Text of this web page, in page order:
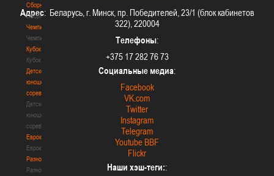
Сборные
Сборные
Чемпионат
Чемпионат
Кубок
Кубок
Детско-
юношеские
соревнования
Детско-
юношеские
соревнования
Еврокубки
Еврокубки
Разное
Разное
Адрес: Беларусь, г. Минск, пр. Победителей, 23/1 (блок кабинетов
322), 220004
Телефоны:
+375 17 282 76 73
Социальные медиа:
Facebook
VK.com
Twitter
Instagram
Telegram
Youtube BBF
Flickr
Наши хэш-теги::